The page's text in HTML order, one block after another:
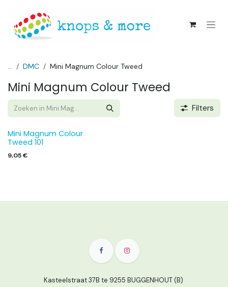
... DMC Mini Magnum Colour Tweed
Mini Magnum Colour Tweed
Filters
Mini Magnum Colour
Tweed 101
9,05€
Kasteelstraat 37B te 9255 BUGGENHOUT (B)